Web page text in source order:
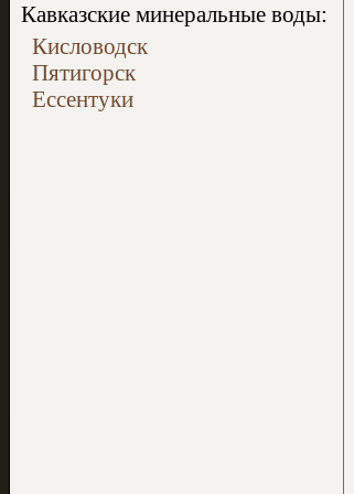
Кавказские минеральные воды:
Кисловодск
Пятигорск
Ессентуки